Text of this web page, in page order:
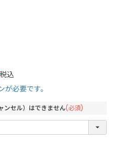
税込
必要です。
ンセル）はできません(必須)